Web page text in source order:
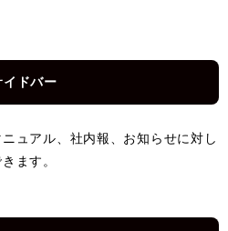
イドバー
ュアル、社内報、お知らせに対し
ます。